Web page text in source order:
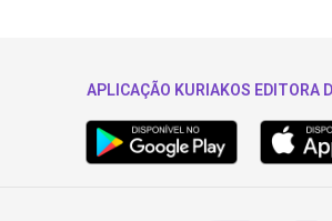
APLICAÇÃO KURIAKOS EDITORA